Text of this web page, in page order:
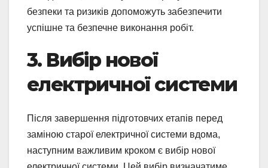
безпеки та ризиків допоможуть забезпечити
успішне та безпечне виконання робіт.
3. Вибір нової
електричної системи
Після завершення підготовчих етапів перед
заміною старої електричної системи вдома,
наступним важливим кроком є вибір нової